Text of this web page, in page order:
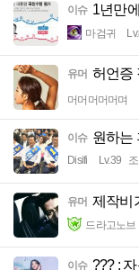
이슈 1년만
마검귀
유머 허언증
머머머머머며
이슈 원하는
Disifi Lv.39
유머 제작비
드라고노브
이슈 ??? :